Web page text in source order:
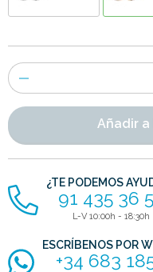
Número
de
artículos
Añadir
¿TE PODEMOS
91 435 36
L-V 10:00h - 18:30h
ESCRÍBENOS POR
+34 683